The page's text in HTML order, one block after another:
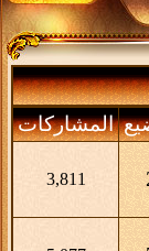
المشاركات
3,811